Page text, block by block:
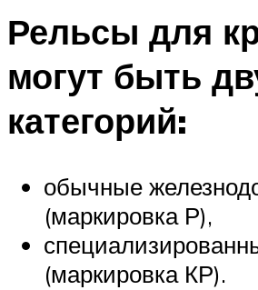
Рельсы для
могут быть
категорий:
обычные
(маркировка Р),
(маркировка КР).